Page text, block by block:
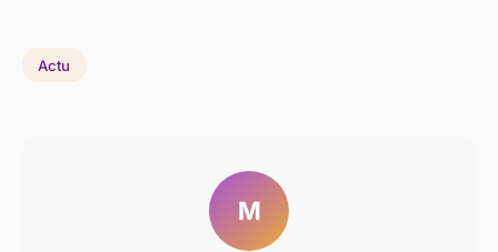
Actu
M